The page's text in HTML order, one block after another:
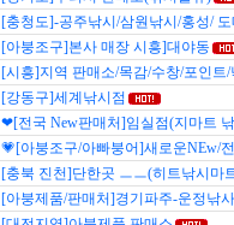
[충청도]-공주낚시/삼원낚시/홍성/
[아붕조구]본사 매장 시흥]대야동
[시흥]지역 판매소/목감/수창/포인트/
[강동구]세계낚시점
❤[전국 New판매처]임실점(지마트
💗[아붕조구/아빠붕어]새로운NEw/
[충북 진천]단한곳 ㅡㅡ(히트낚시마
[아붕제품/판매처]경기파주-운정낚